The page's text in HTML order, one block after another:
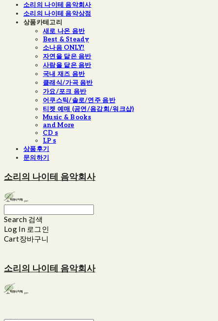
소리의 나이테 음악회사
소리의 나이테 음악상점
상품카테고리
새로 나온 음반
Best & Steady
소나음 ONLY!
자연을 닮은 음반
사람을 닮은 음반
국내 재즈 음반
클래식/가곡 음반
가요/포크 음반
어쿠스틱/솔로/연주 음반
티켓 예매 (공연/음감회/워크샵)
Music & Books
and More
CD s
LP s
상품후기
문의하기
소리의 나이테 음악회사
Search 검색
Log In 로그인
Cart장바구니
소리의 나이테 음악회사